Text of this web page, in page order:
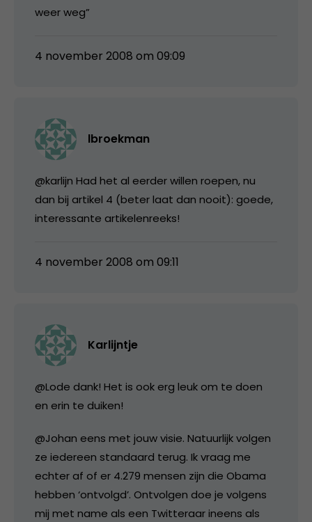
weer weg”
4 november 2008 om 09:09
lbroekman
@karlijn Had het al eerder willen roepen, nu
dan bij artikel 4 (beter laat dan nooit): goede,
interessante artikelenreeks!
4 november 2008 om 09:11
Karlijntje
@Lode dank! Het is ook erg leuk om te doen
en erin te duiken!
@Johan eens met jouw visie. Natuurlijk volgen
ze iedereen standaard terug. Ik vraag me
echter af of er 4.279 mensen zijn die Obama
hebben ‘ontvolgd’. Ontvolgen doe je volgens
mij met name als een Twitteraar ineens als